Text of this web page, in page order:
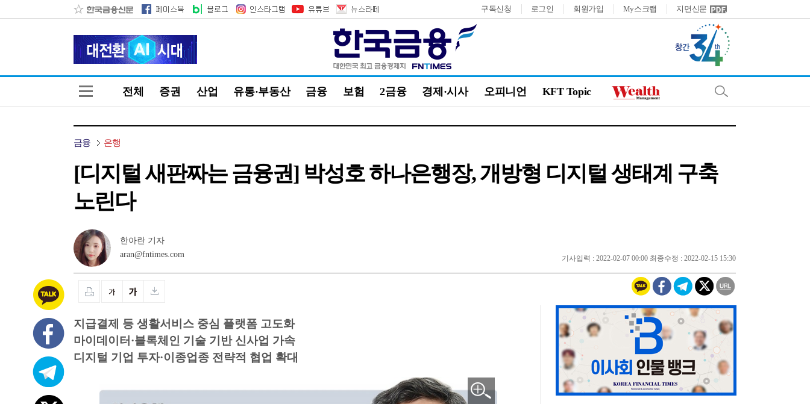
구독신청 로그인 회원가입 My스크랩 지면신문
전체 증권 산업 유통·부동산 금융 보험 2금융 경제·시사 오피니언 KFT Topic
금융 은행
[디지털 새판짜는 금융권] 박성호 하나은행장, 개방형 디지털 생태계 구축
노린다
한아란 기자
aran@fntimes.com
기사입력 : 2022-02-07 00:00 최종수정 : 2022-02-15 15:30
지급결제 등 생활서비스 중심 플랫폼 고도화
마이데이터·블록체인 기술 기반 신사업 가속
디지털 기업 투자·이종업종 전략적 협업 확대